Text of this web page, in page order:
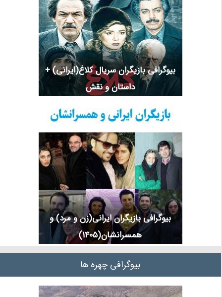
بیوگرافی بازیگران سریال کلاغ(ایرانی) +
داستان و نقش
بیوگرافی بازیگران ایرانی(زن و مرد) و
همسرانشان(1405)
بیوگرافی چهره ها